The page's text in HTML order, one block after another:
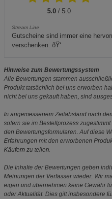
5.0 / 5.0
Stream Line
Gutscheine sind immer eine
verschenken. ðŸ‘
Hinweise zum Bewertungssystem
Alle Bewertungen stammen
Produkt tatsächlich bei uns erworben
nicht bei uns gekauft haben, sind
In angemessenem Zeitabstand nach
sofern sie im Bestellprozess
den Bewertungsformularen. Auf diese
Erfahrungen mit den erworbenen
Käufern zu teilen.
Die Inhalte der Bewertungen geben
Meinungen der Verfasser wieder. Wir
eigen und übernehmen keine Gewähr
oder Aktualität. Dies gilt insbesondere